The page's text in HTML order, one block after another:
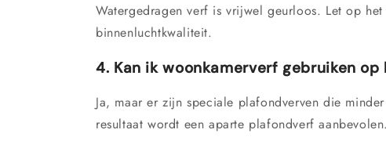
Watergedragen verf is vrijwel geurloos. Let op het
binnenluchtkwaliteit.
4. Kan ik woonkamerverf gebruiken
Ja, maar er zijn speciale plafondverven die
resultaat wordt een aparte plafondverf aanbevolen.